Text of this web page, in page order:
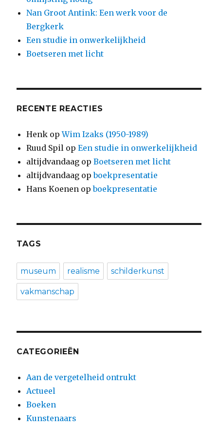
Nan Groot Antink: Een werk voor de
Bergkerk
Een studie in onwerkelijkheid
Boetseren met licht
RECENTE REACTIES
Henk opWim Izaks (1950-1989)
Ruud Spil opEen studie in onwerkelijkheid
altijdvandaag opBoetseren met licht
altijdvandaag opboekpresentatie
Hans Koenen opboekpresentatie
TAGS
museum realisme schilderkunst
vakmanschap
CATEGORIEËN
Aan de vergetelheid ontrukt
Actueel
Boeken
Kunstenaars